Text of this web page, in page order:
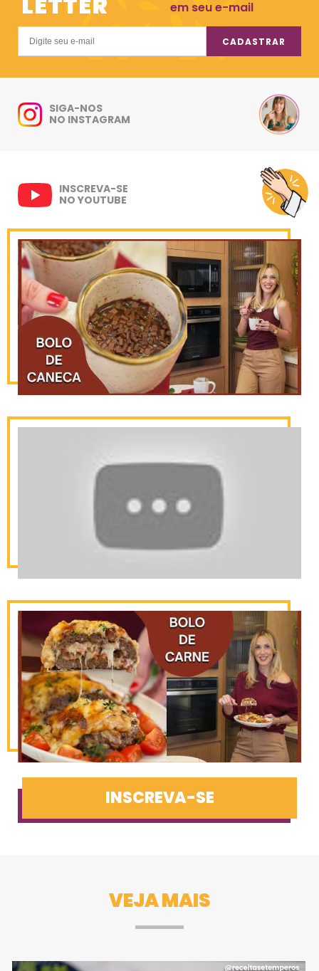
em seu e-mail
CADASTRAR
SIGA-NOS
NO INSTAGRAM
INSCREVA-SE
NO YOUTUBE
INSCREVA-SE
VEJA MAIS